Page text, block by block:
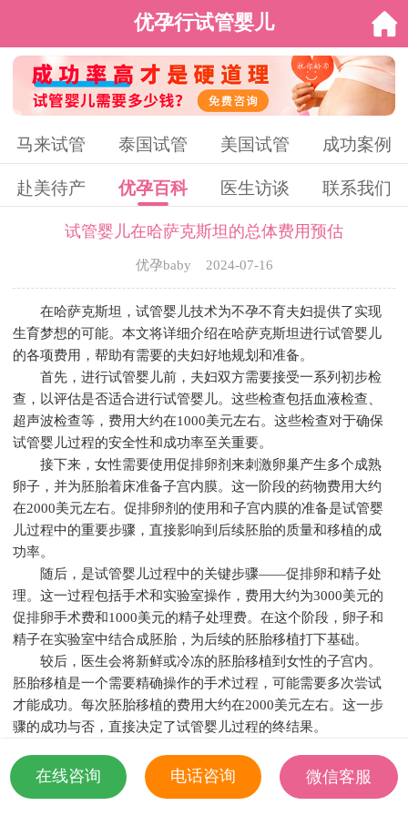
优孕行试管婴儿
马来试管 泰国试管 美国试管 成功案例
赴美待产 优孕百科 医生访谈 联系我们
试管婴儿在哈萨克斯坦的总体费用预估
优孕baby 2024-07-16
在哈萨克斯坦，试管婴儿技术为不孕不育夫妇提供了实现
生育梦想的可能。本文将详细介绍在哈萨克斯坦进行试管婴儿
的各项费用，帮助有需要的夫妇好地规划和准备。
首先，进行试管婴儿前，夫妇双方需要接受一系列初步检
查，以评估是否适合进行试管婴儿。这些检查包括血液检查、
超声波检查等，费用大约在1000美元左右。这些检查对于确保
试管婴儿过程的安全性和成功率至关重要。
接下来，女性需要使用促排卵剂来刺激卵巢产生多个成熟
卵子，并为胚胎着床准备子宫内膜。这一阶段的药物费用大约
在2000美元左右。促排卵剂的使用和子宫内膜的准备是试管婴
儿过程中的重要步骤，直接影响到后续胚胎的质量和移植的成
功率。
随后，是试管婴儿过程中的关键步骤——促排卵和精子处
理。这一过程包括手术和实验室操作，费用大约为3000美元的
促排卵手术费和1000美元的精子处理费。在这个阶段，卵子和
精子在实验室中结合成胚胎，为后续的胚胎移植打下基础。
较后，医生会将新鲜或冷冻的胚胎移植到女性的子宫内。
胚胎移植是一个需要精确操作的手术过程，可能需要多次尝试
才能成功。每次胚胎移植的费用大约在2000美元左右。这一步
骤的成功与否，直接决定了试管婴儿过程的终结果。
供了希望，但整个过程涉及多项费用，从初步检查到胚胎移
植，总费用可能达到8000美元左右。对于计划进行试管婴儿的
在线咨询 电话咨询
微信客服